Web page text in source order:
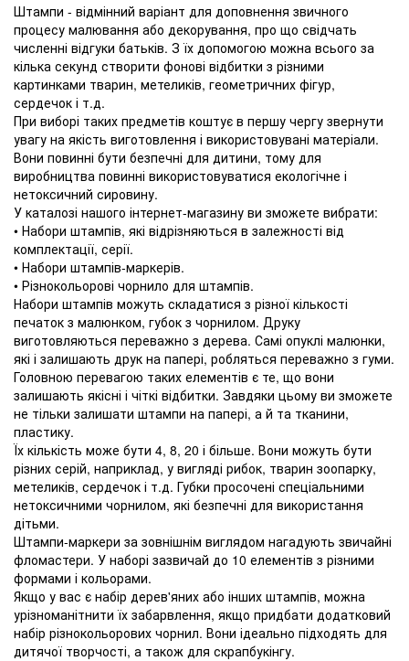
Штампи - відмінний варіант для доповнення звичного
процесу малювання або декорування, про що свідчать
численні відгуки батьків. З їх допомогою можна всього за
кілька секунд створити фонові відбитки з різними
картинками тварин, метеликів, геометричних фігур,
сердечок і т.д.
При виборі таких предметів коштує в першу чергу звернути
увагу на якість виготовлення і використовувані матеріали.
Вони повинні бути безпечні для дитини, тому для
виробництва повинні використовуватися екологічне і
нетоксичний сировину.
У каталозі нашого інтернет-магазину ви зможете вибрати:
• Набори штампів, які відрізняються в залежності від
комплектації, серії.
• Набори штампів-маркерів.
• Різнокольорові чорнило для штампів.
Набори штампів можуть складатися з різної кількості
печаток з малюнком, губок з чорнилом. Друку
виготовляються переважно з дерева. Самі опуклі малюнки,
які і залишають друк на папері, робляться переважно з гуми.
Головною перевагою таких елементів є те, що вони
залишають якісні і чіткі відбитки. Завдяки цьому ви зможете
не тільки залишати штампи на папері, а й та тканини,
пластику.
Їх кількість може бути 4, 8, 20 і більше. Вони можуть бути
різних серій, наприклад, у вигляді рибок, тварин зоопарку,
метеликів, сердечок і т.д. Губки просочені спеціальними
нетоксичними чорнилом, які безпечні для використання
дітьми.
Штампи-маркери за зовнішнім виглядом нагадують звичайні
фломастери. У наборі зазвичай до 10 елементів з різними
формами і кольорами.
Якщо у вас є набір дерев'яних або інших штампів, можна
урізноманітнити їх забарвлення, якщо придбати додатковий
набір різнокольорових чорнил. Вони ідеально підходять для
дитячої творчості, а також для скрапбукінгу.